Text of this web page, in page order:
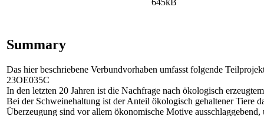
Summary
Das hier beschriebene Verbundvorhaben umfasst folgende
23OE035C
In den letzten 20 Jahren ist die Nachfrage nach ökologisch
Bei der Schweinehaltung ist der Anteil ökologisch gehaltener Tiere
Überzeugung sind vor allem ökonomische Motive